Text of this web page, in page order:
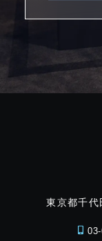
東京都千